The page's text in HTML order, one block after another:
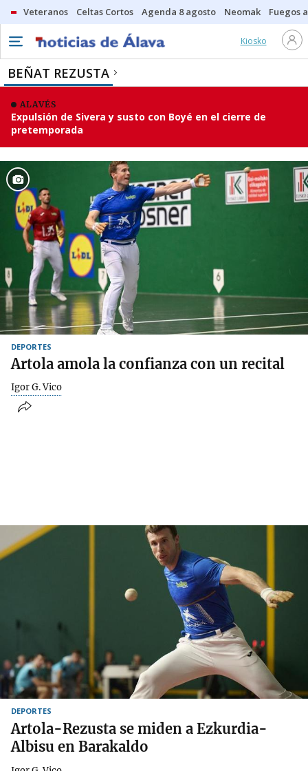
Veteranos Celtas Cortos Agenda 8 agosto Neomak Fuegos
Kiosko
BEÑAT REZUSTA
ALAVÉS
Expulsión de Sivera y susto con Boyé en el cierre de
pretemporada
DEPORTES
Artola amola la confianza con un recital
Igor G. Vico
DEPORTES
Artola-Rezusta se miden a Ezkurdia-
Albisu en Barakaldo